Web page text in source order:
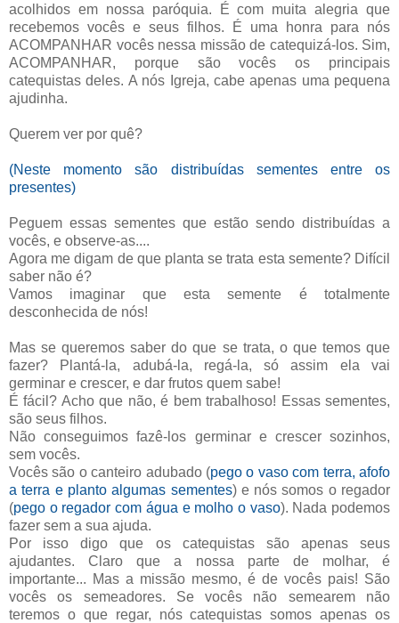
acolhidos em nossa paróquia. É com muita alegria que
recebemos vocês e seus filhos. É uma honra para nós
ACOMPANHAR vocês nessa missão de catequizá-los. Sim,
ACOMPANHAR, porque são vocês os principais
catequistas deles. A nós Igreja, cabe apenas uma pequena
ajudinha.
Querem ver por quê?
(Neste momento são distribuídas sementes entre os
presentes)
Peguem essas sementes que estão sendo distribuídas a
vocês, e observe-as....
Agora me digam de que planta se trata esta semente? Difícil
saber não é?
Vamos imaginar que esta semente é totalmente
desconhecida de nós!
Mas se queremos saber do que se trata, o que temos que
fazer? Plantá-la, adubá-la, regá-la, só assim ela vai
germinar e crescer, e dar frutos quem sabe!
É fácil? Acho que não, é bem trabalhoso! Essas sementes,
são seus filhos.
Não conseguimos fazê-los germinar e crescer sozinhos,
sem vocês.
Vocês são o canteiro adubado (pego o vaso com terra, afofo
a terra e planto algumas sementes) e nós somos o regador
(pego o regador com água e molho o vaso). Nada podemos
fazer sem a sua ajuda.
Por isso digo que os catequistas são apenas seus
ajudantes. Claro que a nossa parte de molhar, é
importante... Mas a missão mesmo, é de vocês pais! São
vocês os semeadores. Se vocês não semearem não
teremos o que regar, nós catequistas somos apenas os